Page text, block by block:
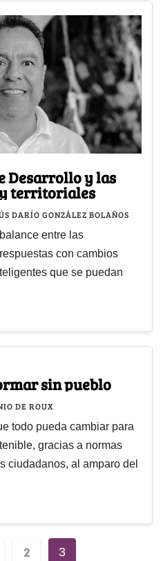
Desarrollo y las
territoriales
DARÍO GONZÁLEZ BOLAÑOS
entre las
con cambios
que se puedan
sin pueblo
DE ROUX
todo pueda cambiar para
gracias a normas
ciudadanos, al amparo del
2 3